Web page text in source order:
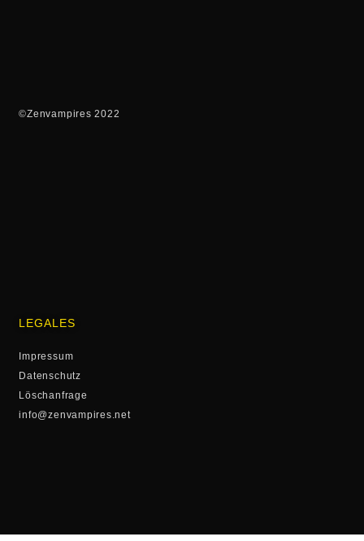
©Zenvampires 2022
LEGALES
Impressum
Datenschutz
Löschanfrage
info@zenvampires.net